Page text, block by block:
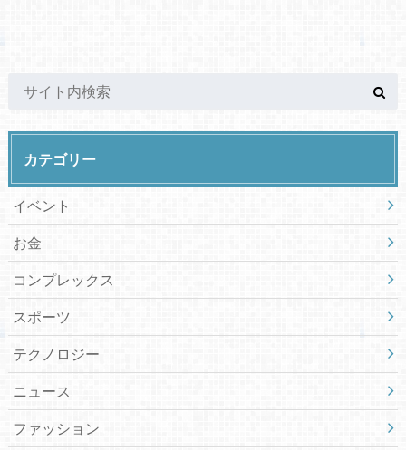
カテゴリー
イベント
お金
コンプレックス
スポーツ
テクノロジー
ニュース
ファッション